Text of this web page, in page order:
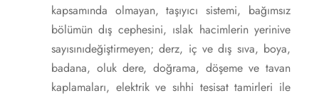
kapsamında olmayan, taşıyıcı sistemi, bağımsız
bölümün dış cephesini, ıslak hacimlerin yerinive
sayısınıdeğiştirmeyen; derz, iç ve dış sıva, boya,
badana, oluk dere, doğrama, döşeme ve tavan
kaplamaları, elektrik ve sıhhi tesisat tamirleri ile